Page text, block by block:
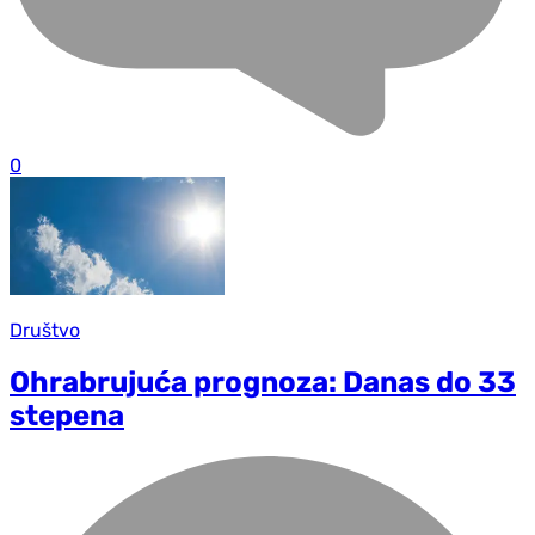
0
Društvo
Ohrabrujuća prognoza: Danas do 33
stepena